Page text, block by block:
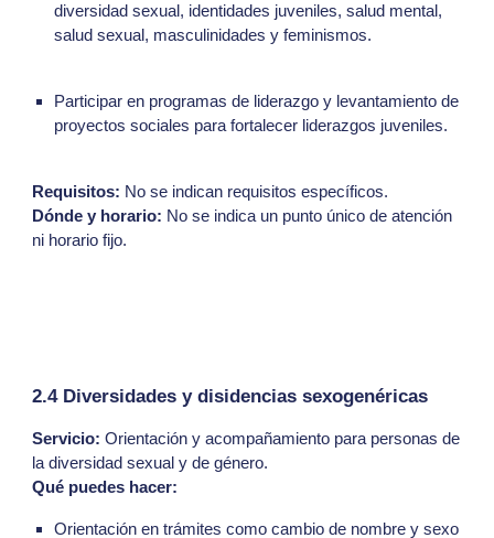
diversidad sexual, identidades juveniles, salud mental,
salud sexual, masculinidades y feminismos.
Participar en programas de liderazgo y levantamiento de
proyectos sociales para fortalecer liderazgos juveniles.
Requisitos: No se indican requisitos específicos.
Dónde y horario: No se indica un punto único de atención
ni horario fijo.
2.4 Diversidades y disidencias sexogenéricas
Servicio: Orientación y acompañamiento para personas de
la diversidad sexual y de género.
Qué puedes hacer:
Orientación en trámites como cambio de nombre y sexo